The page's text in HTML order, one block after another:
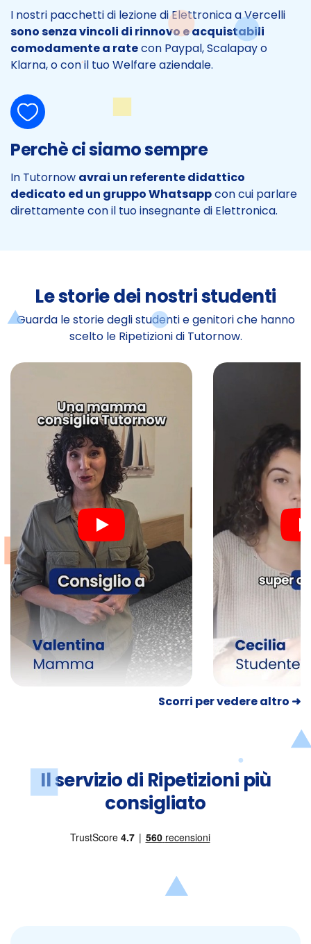
I nostri pacchetti di lezione di Elettronica a Vercelli
sono senza vincoli di rinnovo e acquistabili
comodamente a ratecon Paypal, Scalapay o
Klarna, o con il tuo Welfare aziendale.
Perchè ci siamo sempre
In Tutornow avrai un referente didattico
dedicato ed un gruppo Whatsappcon cui parlare
direttamente con il tuo insegnante di Elettronica.
Le storie dei nostri studenti
Guarda le storie degli studenti e genitori che hanno
scelto le Ripetizioni di Tutornow.
Scorri per vedere altro ➜
Il servizio di Ripetizioni più
consigliato